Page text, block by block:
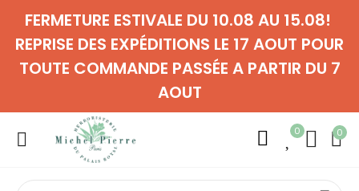
FERMETURE ESTIVALE DU 10.08 AU 15.08!
REPRISE DES EXPÉDITIONS LE 17 AOUT POUR
TOUTE COMMANDE PASSÉE A PARTIR DU 7
AOUT
0 0